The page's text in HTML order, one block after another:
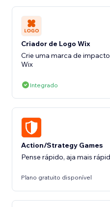
Criador de Logo Wix
Crie uma marca de
Wix
Integrado
Action/Strategy Games
Pense rápido, aja mais
Plano gratuito disponível